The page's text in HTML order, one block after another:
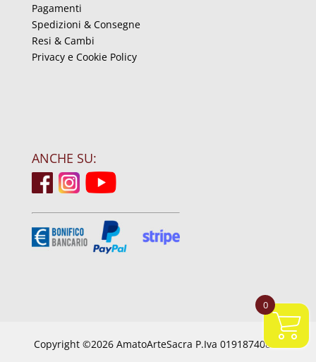
Pagamenti
Spedizioni & Consegne
Resi & Cambi
Privacy e Cookie Policy
ANCHE SU:
Copyright ©2026 AmatoArteSacra P.Iva 01918740844
0